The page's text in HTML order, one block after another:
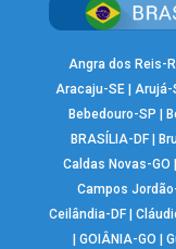
Angra dos Reis-
Aracaju-SE |Arujá-
Bebedouro-SP
BRASÍLIA-DF|
Caldas Novas-GO
Campos
Ceilândia-DF|
GOIÂNIA-GO